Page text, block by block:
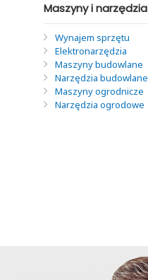
Maszyny i narzędzia
Wynajem sprzętu
Elektronarzędzia
Maszyny budowlane
Narzędzia budowlane
Maszyny ogrodnicze
Narzędzia ogrodowe